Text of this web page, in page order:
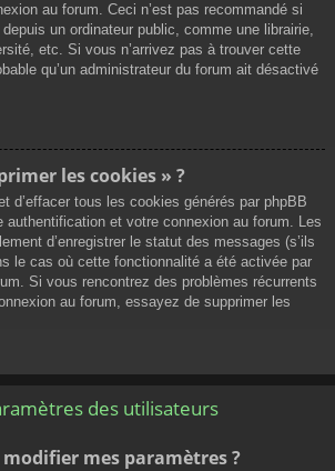
au forum. Ceci n’est pas recommandé si
un ordinateur public, comme une librairie,
etc. Si vous n’arrivez pas à trouver cette
qu’un administrateur du forum ait désactivé
les cookies » ?
d’effacer tous les cookies générés par phpBB
authentification et votre connexion au forum. Les
d’enregistrer le statut des messages (s’ils
le cas où cette fonctionnalité a été activée par
Si vous rencontrez des problèmes récurrents
au forum, essayez de supprimer les
des utilisateurs
mes paramètres ?